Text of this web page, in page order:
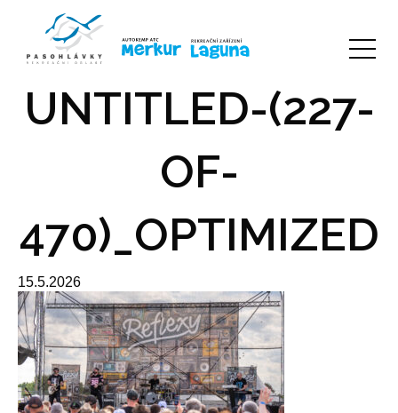
UNTITLED-(227-
OF-
470)_OPTIMIZED
15.5.2026